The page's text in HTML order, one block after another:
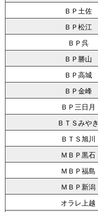
ＢＰ土佐
ＢＰ松江
ＢＰ呉
ＢＰ勝山
ＢＰ高城
ＢＰ金峰
ＢＰ三日月
ＢＴＳみやき
ＢＴＳ旭川
ＭＢＰ黒石
ＭＢＰ福島
ＭＢＰ新潟
オラレ上越